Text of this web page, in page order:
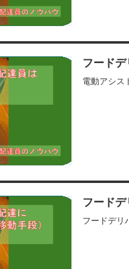
フード
電動アシス
フード
フードデリ